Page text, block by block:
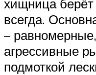
хищница берёт
всегда.
–
агрессивные
подмоткой